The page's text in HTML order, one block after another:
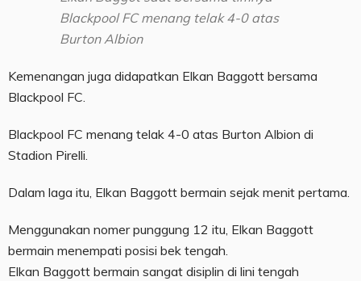
Blackpool FC menang telak 4-0 atas
Burton Albion
Kemenangan juga didapatkan Elkan Baggott bersama
Blackpool FC.
Blackpool FC menang telak 4-0 atas Burton Albion di
Stadion Pirelli.
Dalam laga itu, Elkan Baggott bermain sejak menit pertama.
Menggunakan nomer punggung 12 itu, Elkan Baggott
bermain menempati posisi bek tengah.
Elkan Baggott bermain sangat disiplin di lini tengah